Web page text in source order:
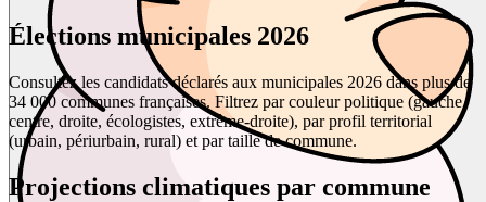
Élections municipales 2026
Consultez les candidats déclarés aux municipales 2026 dans plus de
34 000 communes françaises. Filtrez par couleur politique (gauche,
centre, droite, écologistes, extrême-droite), par profil territorial
(urbain, périurbain, rural) et par taille de commune.
Projections climatiques par commune